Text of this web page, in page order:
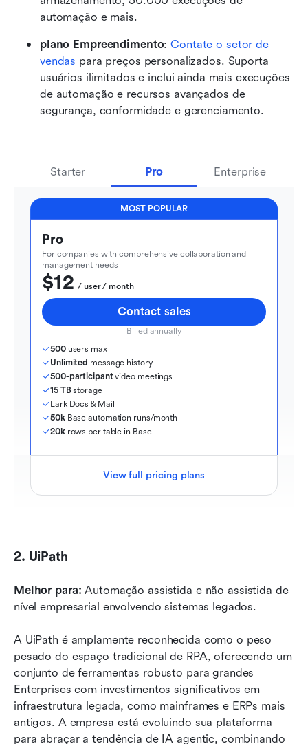
automação e mais.
plano Empreendimento: Contate o setor de
vendas para preços personalizados. Suporta
usuários ilimitados e inclui ainda mais execuções
de automação e recursos avançados de
segurança, conformidade e gerenciamento.
Starter Pro Enterprise
MOST POPULAR
Pro
For companies with comprehensive collaboration and
management needs
$12
  / user / month
Contact sales
Billed annually
500 users max
Unlimited message history
500-participant video meetings
15 TB storage
Lark Docs & Mail
50k Base automation runs/month
20k rows per table in Base
View full pricing plans
2. UiPath
Melhor para: Automação assistida e não assistida de
nível empresarial envolvendo sistemas legados.
A UiPath é amplamente reconhecida como o peso
pesado do espaço tradicional de RPA, oferecendo um
conjunto de ferramentas robusto para grandes
Enterprises com investimentos significativos em
infraestrutura legada, como mainframes e ERPs mais
antigos. A empresa está evoluindo sua plataforma
para abraçar a tendência de IA agentic, combinando